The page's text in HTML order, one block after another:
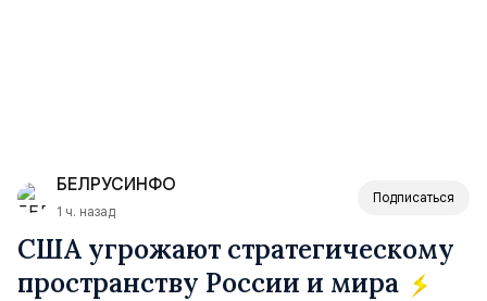
БЕЛРУСИНФО
1 ч. назад
Подписаться
США угрожают стратегическому
пространству России и мира